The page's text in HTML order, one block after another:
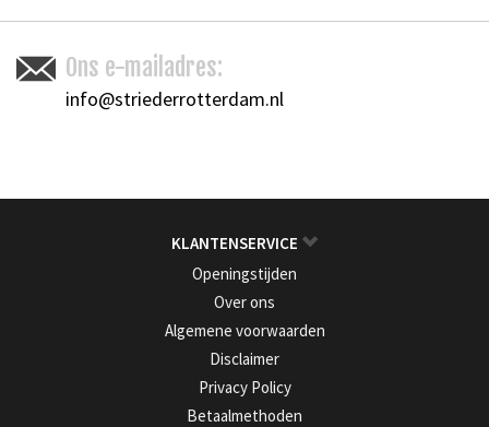
Ons e-mailadres:
info@striederrotterdam.nl
KLANTENSERVICE
Openingstijden
Over ons
Algemene voorwaarden
Disclaimer
Privacy Policy
Betaalmethoden